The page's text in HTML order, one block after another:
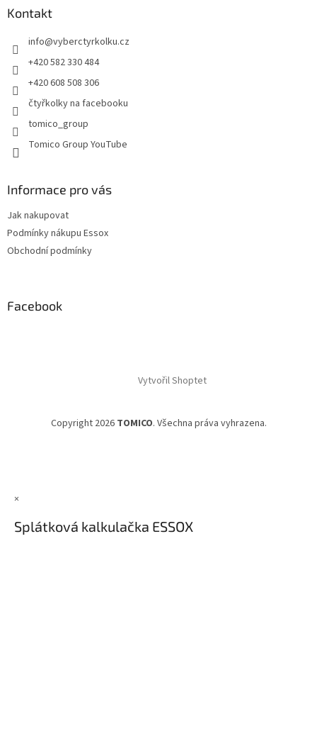
Kontakt
info@vyberctyrkolku.cz
+420 582 330 484
+420 608 508 306
čtyřkolky na facebooku
tomico_group
Tomico Group YouTube
Informace pro vás
Jak nakupovat
Podmínky nákupu Essox
Obchodní podmínky
Facebook
Vytvořil Shoptet
Copyright 2026 TOMICO. Všechna práva vyhrazena.
×
Splátková kalkulačka ESSOX